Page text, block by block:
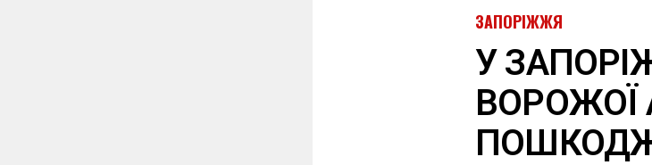
ЗАПОРІЖЖЯ
У
ВОРОЖОЇ